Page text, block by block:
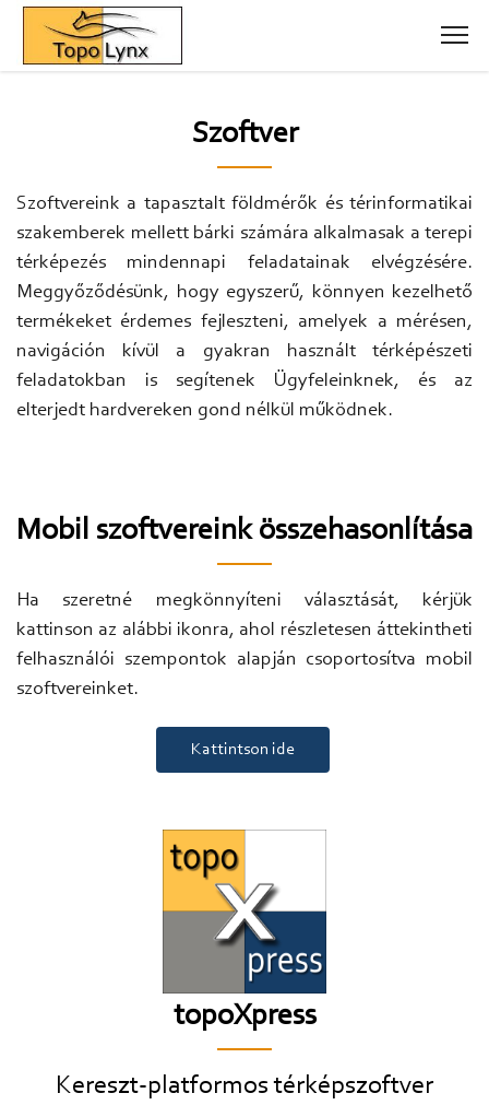
Szoftver
Szoftvereink a tapasztalt földmérők és térinformatikai
szakemberek mellett bárki számára alkalmasak a terepi
térképezés mindennapi feladatainak elvégzésére.
Meggyőződésünk, hogy egyszerű, könnyen kezelhető
termékeket érdemes fejleszteni, amelyek a mérésen,
navigáción kívül a gyakran használt térképészeti
feladatokban is segítenek Ügyfeleinknek, és az
elterjedt hardvereken gond nélkül működnek.
Mobil szoftvereink összehasonlítása
Ha szeretné megkönnyíteni választását, kérjük
kattinson az alábbi ikonra, ahol részletesen áttekintheti
felhasználói szempontok alapján csoportosítva mobil
szoftvereinket.
Kattintson ide
topoXpress
Kereszt-platformos térképszoftver